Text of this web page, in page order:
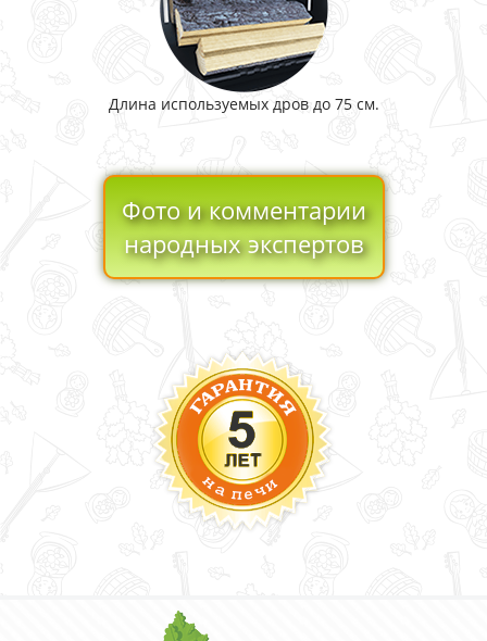
Длина используемых дров до 75 см.
Фото и комментарии
народных экспертов